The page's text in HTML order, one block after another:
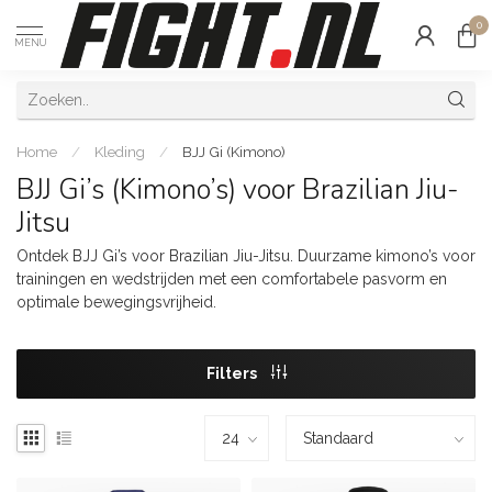
MENU
0
Home / Kleding / BJJ Gi (Kimono)
BJJ Gi’s (Kimono’s) voor Brazilian Jiu-
Jitsu
Ontdek BJJ Gi’s voor Brazilian Jiu-Jitsu. Duurzame kimono’s voor
trainingen en wedstrijden met een comfortabele pasvorm en
optimale bewegingsvrijheid.
Filters